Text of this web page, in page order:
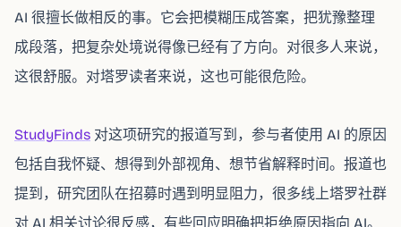
AI 很擅长做相反的事。它会把模糊压成答案，把犹豫整理
成段落，把复杂处境说得像已经有了方向。对很多人来说，
这很舒服。对塔罗读者来说，这也可能很危险。
StudyFinds 对这项研究的报道写到，参与者使用 AI 的原因
包括自我怀疑、想得到外部视角、想节省解释时间。报道也
提到，研究团队在招募时遇到明显阻力，很多线上塔罗社群
对 AI 相关讨论很反感，有些回应明确把拒绝原因指向 AI。